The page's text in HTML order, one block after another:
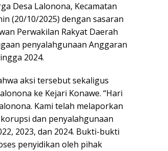
Desa Lalonona, Kecamatan
(20/10/2025) dengan sasaran
Perwakilan Rakyat Daerah
penyalahgunaan Anggaran
2024.
aksi tersebut sekaligus
ke Kejari Konawe. “Hari
Kami telah melaporkan
dan penyalahgunaan
2023, dan 2024. Bukti-bukti
penyidikan oleh pihak